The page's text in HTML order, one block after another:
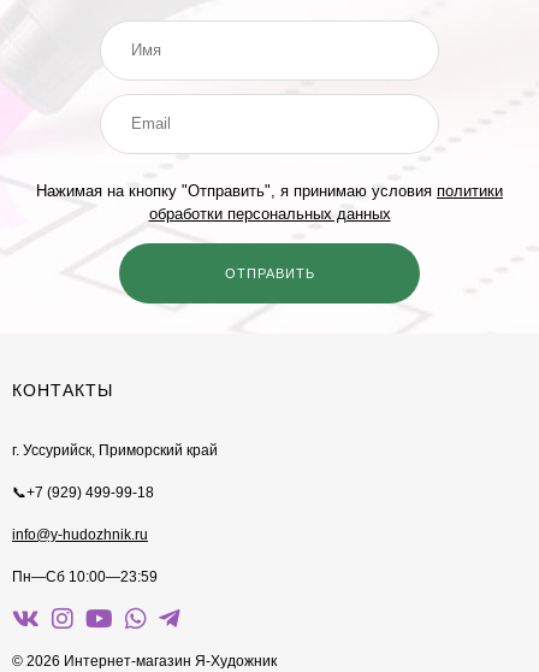
Нажимая на кнопку "Отправить", я принимаю условия политики
обработки персональных данных
КОНТАКТЫ
г. Уссурийск, Приморский край
📞+7 (929) 499-99-18
info@y-hudozhnik.ru
Пн—Сб 10:00—23:59
© 2026 Интернет-магазин Я-Художник